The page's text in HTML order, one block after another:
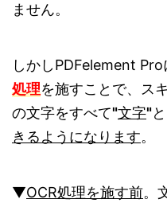
ません。
しかしPDFelement Pro
処理を施すことで、ス
の文字をすべて"文字"
きるようになります。
▼OCR処理を施す前。